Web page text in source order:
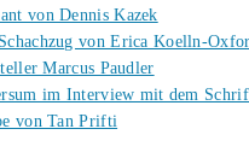
von Dennis Kazek
von Erica Koelln-
Marcus Paudler
im Interview mit dem
von Tan Prifti